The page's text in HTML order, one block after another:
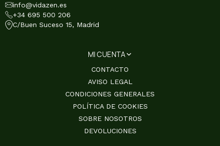
info@vidazen.es
+34 695 500 206
C/Buen Suceso 15, Madrid
MI CUENTA
CONTACTO
AVISO LEGAL
CONDICIONES GENERALES
POLÍTICA DE COOKIES
SOBRE NOSOTROS
DEVOLUCIONES